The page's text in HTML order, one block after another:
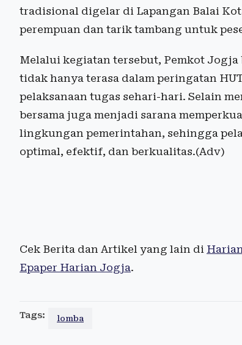
tradisional digelar di Lapangan Balai
perempuan dan tarik tambang untuk
Melalui kegiatan tersebut, Pemkot
tidak hanya terasa dalam peringatan
pelaksanaan tugas sehari-hari. Selain
bersama juga menjadi sarana
lingkungan pemerintahan, sehingga
optimal, efektif, dan berkualitas.(Adv)
Cek Berita dan Artikel yang lain di
Epaper Harian Jogja.
Tags: lomba